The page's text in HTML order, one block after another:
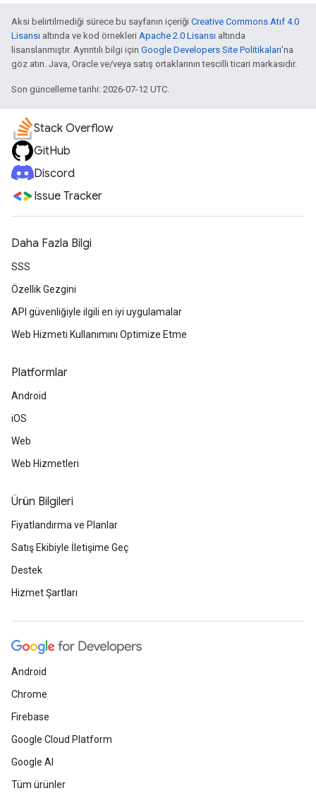
Aksi belirtilmediği sürece bu sayfanın içeriği Creative Commons Atıf 4.0
Lisansı altında ve kod örnekleri Apache 2.0 Lisansı altında
lisanslanmıştır. Ayrıntılı bilgi için Google Developers Site Politikaları'na
göz atın. Java, Oracle ve/veya satış ortaklarının tescilli ticari markasıdır.
Son güncelleme tarihi: 2026-07-12 UTC.
Stack Overflow
GitHub
Discord
Issue Tracker
Daha Fazla Bilgi
SSS
Özellik Gezgini
API güvenliğiyle ilgili en iyi uygulamalar
Web Hizmeti Kullanımını Optimize Etme
Platformlar
Android
iOS
Web
Web Hizmetleri
Ürün Bilgileri
Fiyatlandırma ve Planlar
Satış Ekibiyle İletişime Geç
Destek
Hizmet Şartları
Android
Chrome
Firebase
Google Cloud Platform
Google AI
Tüm ürünler